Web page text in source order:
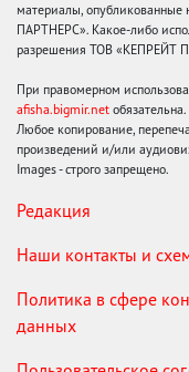
материалы,
ПАРТНЕРС». Какое-либо
разрешения ТОВ «КЕПРЕЙТ
При правомерном
afisha.bigmir.net обязательна.
Любое копирование,
произведений и/или
Images - строго запрещено.
Редакция
Наши контакты и
Политика в сфере
данных